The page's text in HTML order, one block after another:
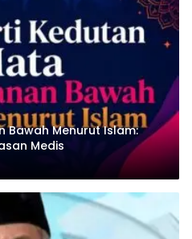
Bawah Menurut Islam:
Medis